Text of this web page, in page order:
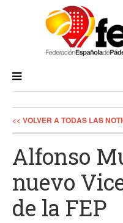
<< VOLVER A TODAS LAS
Alfonso
nuevo
de la FEP